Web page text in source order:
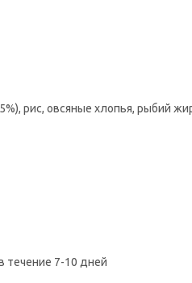
рис, овсяные хлопья, рыбий
течение 7-10 дней